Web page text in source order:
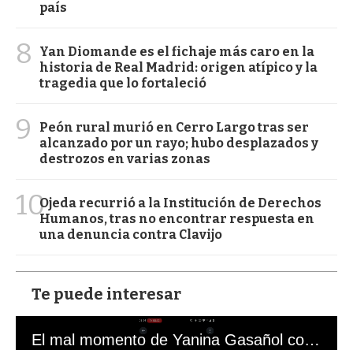
país
8
Yan Diomande es el fichaje más caro en la
historia de Real Madrid: origen atípico y la
tragedia que lo fortaleció
9
Peón rural murió en Cerro Largo tras ser
alcanzado por un rayo; hubo desplazados y
destrozos en varias zonas
10Ojeda recurrió a la Institución de Derechos
Humanos, tras no encontrar respuesta en
una denuncia contra Clavijo
Te puede interesar
El mal momento de Yanina Gasañol con un hincha argentino en "Subrayado"